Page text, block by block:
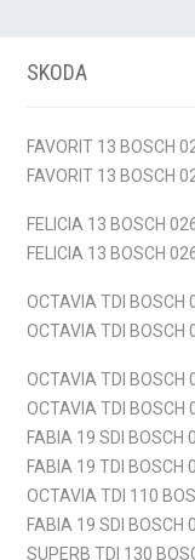
SKODA
FAVORIT 13 BOSCH
FAVORIT 13 BOSCH
FELICIA 13 BOSCH
FELICIA 13 BOSCH
OCTAVIA TDI BOSCH
OCTAVIA TDI BOSCH
OCTAVIA TDI BOSCH
OCTAVIA TDI BOSCH
FABIA 19 SDI BOSCH
FABIA 19 TDI BOSCH
OCTAVIA TDI 110
FABIA 19 SDI BOSCH
SUPERB TDI 130